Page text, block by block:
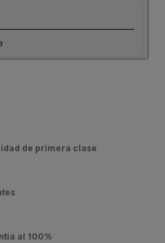
de primera clase
al 100%